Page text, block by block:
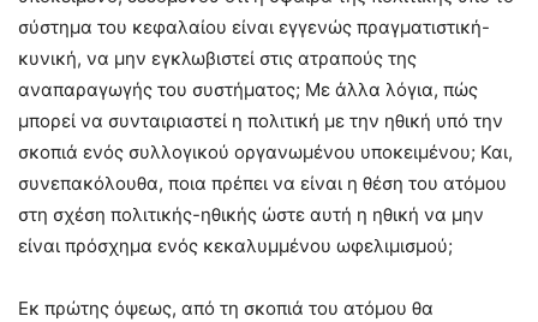
σύστημα του κεφαλαίου είναι εγγενώς πραγματιστική-
κυνική, να μην εγκλωβιστεί στις ατραπούς της
αναπαραγωγής του συστήματος; Με άλλα λόγια, πώς
μπορεί να συνταιριαστεί η πολιτική με την ηθική υπό την
σκοπιά ενός συλλογικού οργανωμένου υποκειμένου; Και,
συνεπακόλουθα, ποια πρέπει να είναι η θέση του ατόμου
στη σχέση πολιτικής-ηθικής ώστε αυτή η ηθική να μην
είναι πρόσχημα ενός κεκαλυμμένου ωφελιμισμού;
Εκ πρώτης όψεως, από τη σκοπιά του ατόμου θα